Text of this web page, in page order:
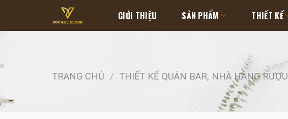
content
GIỚI THIỆU SẢN PHẨM THIẾT KẾ
TRANG CHỦ / THIẾT KẾ QUÁN BAR, NHÀ HÀNG RƯỢU